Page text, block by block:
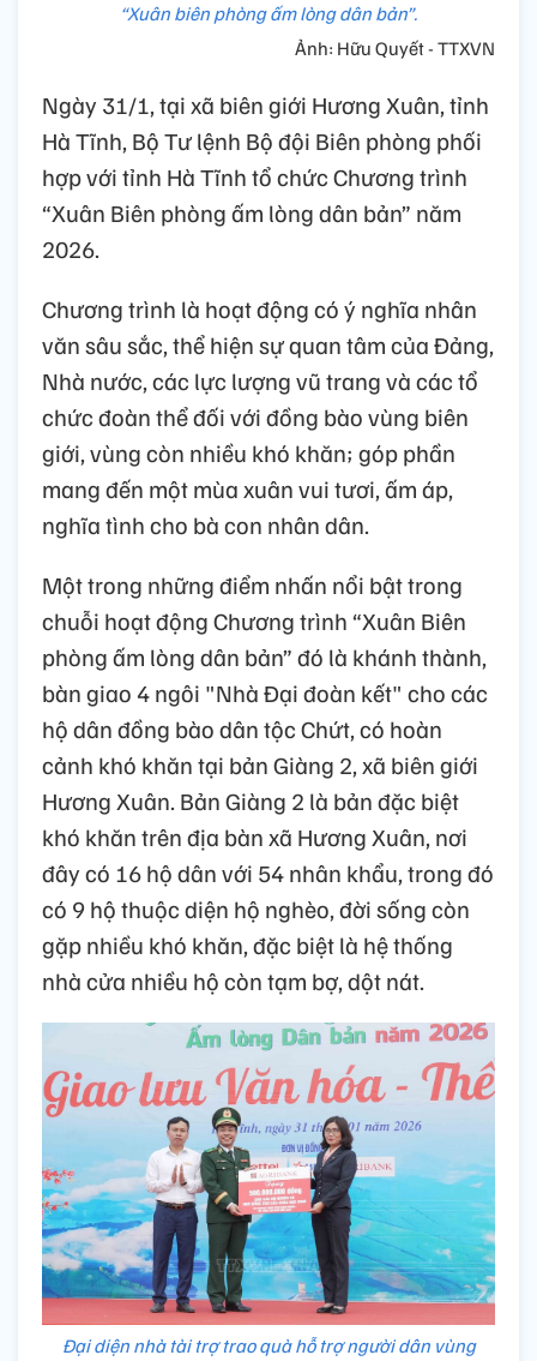
“Xuân biên phòng ấm lòng dân bản”.
Ảnh: Hữu Quyết - TTXVN
Ngày 31/1, tại xã biên giới Hương Xuân, tỉnh
Hà Tĩnh, Bộ Tư lệnh Bộ đội Biên phòng phối
hợp với tỉnh Hà Tĩnh tổ chức Chương trình
“Xuân Biên phòng ấm lòng dân bản” năm
2026.
Chương trình là hoạt động có ý nghĩa nhân
văn sâu sắc, thể hiện sự quan tâm của Đảng,
Nhà nước, các lực lượng vũ trang và các tổ
chức đoàn thể đối với đồng bào vùng biên
giới, vùng còn nhiều khó khăn; góp phần
mang đến một mùa xuân vui tươi, ấm áp,
nghĩa tình cho bà con nhân dân.
Một trong những điểm nhấn nổi bật trong
chuỗi hoạt động Chương trình “Xuân Biên
phòng ấm lòng dân bản” đó là khánh thành,
bàn giao 4 ngôi "Nhà Đại đoàn kết" cho các
hộ dân đồng bào dân tộc Chứt, có hoàn
cảnh khó khăn tại bản Giàng 2, xã biên giới
Hương Xuân. Bản Giàng 2 là bản đặc biệt
khó khăn trên địa bàn xã Hương Xuân, nơi
đây có 16 hộ dân với 54 nhân khẩu, trong đó
có 9 hộ thuộc diện hộ nghèo, đời sống còn
gặp nhiều khó khăn, đặc biệt là hệ thống
nhà cửa nhiều hộ còn tạm bợ, dột nát.
Đại diện nhà tài trợ trao quà hỗ trợ người dân vùng